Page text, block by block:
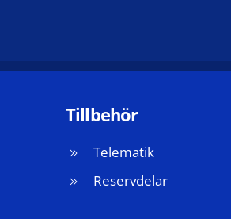
Tillbehör
Telematik
Reservdelar